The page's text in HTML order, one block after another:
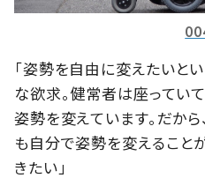
「姿勢を自由に変えたいと
な欲求。健常者は座ってい
姿勢を変えています。だか
も自分で姿勢を変えること
きたい」